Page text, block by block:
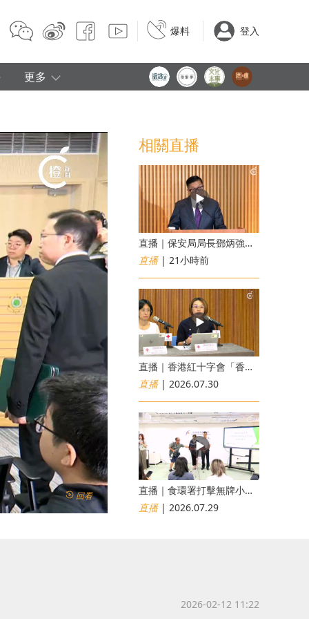
爆料 登入
更多
回看
相關直播
直播｜保安局局長鄧炳強見傳媒
直播| 21小時前
直播｜香港紅十字會「香港災害風險與應對能力地圖2026」研究發佈會
直播| 2026.07.30
直播｜食環署打擊無牌小販非法出售食物行動簡報會
直播| 2026.07.29
2026-02-12 11:22